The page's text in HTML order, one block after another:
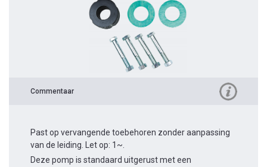
Commentaar
Past op vervangende toebehoren zonder aanpassing
van de leiding. Let op: 1~.
Deze pomp is standaard uitgerust met een